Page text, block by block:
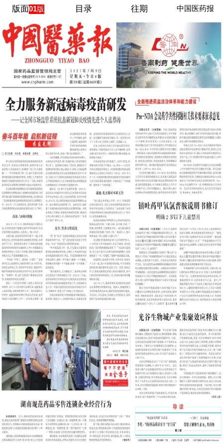
版面01版 目录 往期 中国医药报